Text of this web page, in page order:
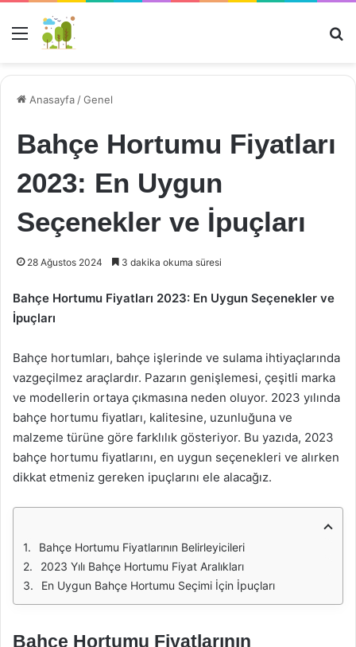
Menü
Anasayfa /Genel
Bahçe Hortumu Fiyatları
2023: En Uygun
Seçenekler ve İpuçları
28 Ağustos 2024 3 dakika okuma süresi
Bahçe Hortumu Fiyatları 2023: En Uygun Seçenekler ve
İpuçları
Bahçe hortumları, bahçe işlerinde ve sulama ihtiyaçlarında
vazgeçilmez araçlardır. Pazarın genişlemesi, çeşitli marka
ve modellerin ortaya çıkmasına neden oluyor. 2023 yılında
bahçe hortumu fiyatları, kalitesine, uzunluğuna ve
malzeme türüne göre farklılık gösteriyor. Bu yazıda, 2023
bahçe hortumu fiyatlarını, en uygun seçenekleri ve alırken
dikkat etmeniz gereken ipuçlarını ele alacağız.
Bahçe Hortumu Fiyatlarının Belirleyicileri
2023 Yılı Bahçe Hortumu Fiyat Aralıkları
En Uygun Bahçe Hortumu Seçimi İçin İpuçları
Bahçe Hortumu Fiyatlarının